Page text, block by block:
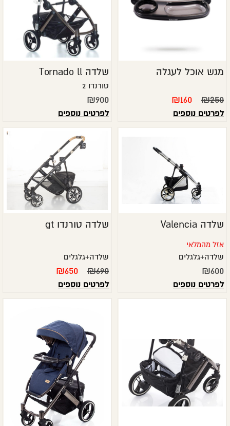
מגש אוכל לעגלה
₪250
₪160
לפרטים נוספים
שלדה Tornado ll
טורנדו 2
₪900
לפרטים נוספים
שלדה Valencia
אזל מהמלאי
שלדה+גלגלים
₪600
לפרטים נוספים
שלדה טורנדו gt
שלדה+גלגלים
₪690
₪650
לפרטים נוספים